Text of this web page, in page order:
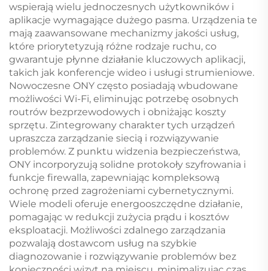
wspierają wielu jednoczesnych użytkowników i
aplikacje wymagające dużego pasma. Urządzenia te
mają zaawansowane mechanizmy jakości usług,
które priorytetyzują różne rodzaje ruchu, co
gwarantuje płynne działanie kluczowych aplikacji,
takich jak konferencje wideo i usługi strumieniowe.
Nowoczesne ONY często posiadają wbudowane
możliwości Wi-Fi, eliminując potrzebę osobnych
routrów bezprzewodowych i obniżając koszty
sprzętu. Zintegrowany charakter tych urządzeń
upraszcza zarządzanie siecią i rozwiązywanie
problemów. Z punktu widzenia bezpieczeństwa,
ONY incorporyzują solidne protokoły szyfrowania i
funkcje firewalla, zapewniając kompleksową
ochronę przed zagrożeniami cybernetycznymi.
Wiele modeli oferuje energooszczędne działanie,
pomagając w redukcji zużycia prądu i kosztów
eksploatacji. Możliwości zdalnego zarządzania
pozwalają dostawcom usług na szybkie
diagnozowanie i rozwiązywanie problemów bez